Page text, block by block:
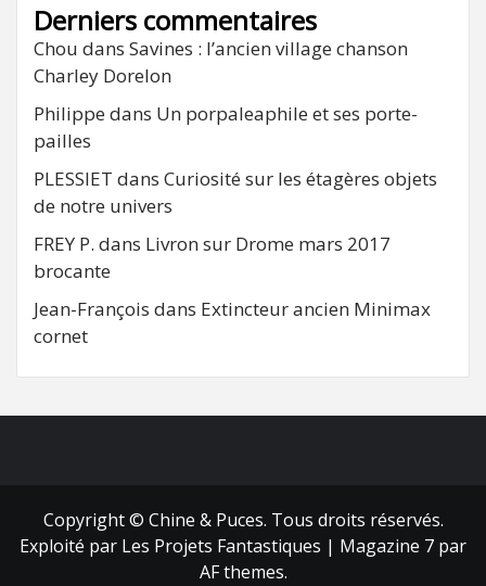
Derniers commentaires
Chou dans Savines : l’ancien village chanson
Charley Dorelon
Philippe dans Un porpaleaphile et ses porte-
pailles
PLESSIET dans Curiosité sur les étagères objets
de notre univers
FREY P. dans Livron sur Drome mars 2017
brocante
Jean-François dans Extincteur ancien Minimax
cornet
Copyright © Chine & Puces. Tous droits réservés.
Exploité par Les Projets Fantastiques | Magazine 7 par
AF themes.